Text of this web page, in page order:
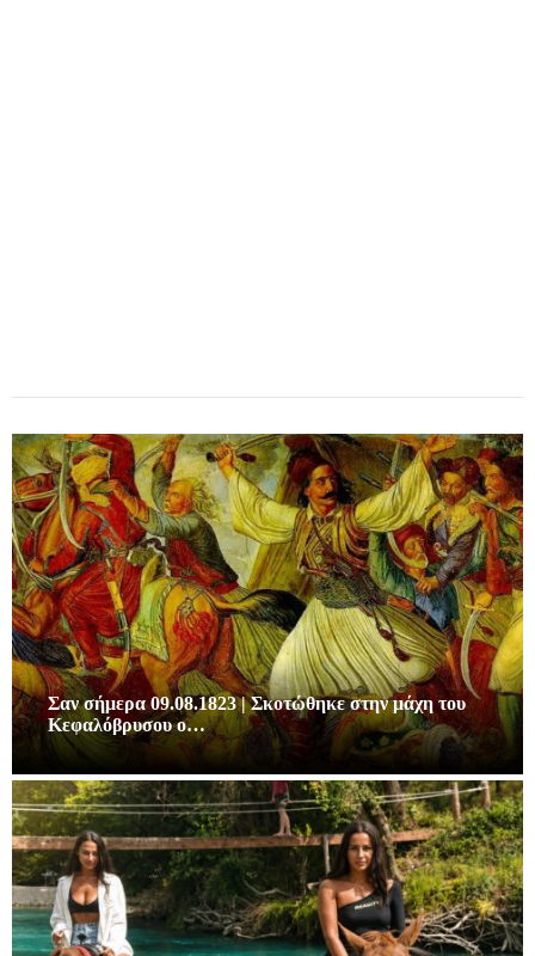
Σαν σήμερα 09.08.1823 | Σκοτώθηκε στην μάχη του
Κεφαλόβρυσου ο…